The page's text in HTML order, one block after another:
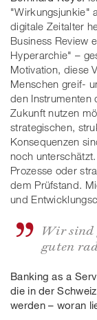
"Wirkungsjunkie"
digitale Zeitalter
Business Review
Hyperarchie" –
Motivation, diese
Menschen greif-
den Instrumenten
Zukunft nutzen
strategischen,
Konsequenzen
noch
Prozesse oder
dem Prüfstand.
und
Wir sind
guten
Banking as a
die in der
werden – woran